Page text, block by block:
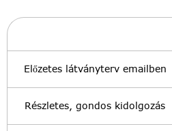
Előzetes látványterv emailben
Részletes, gondos kidolgozás